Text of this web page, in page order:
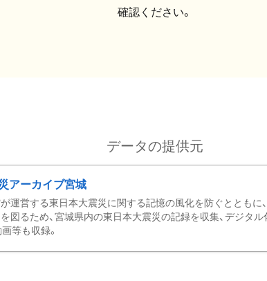
確認ください。
データの提供元
アーカイブ宮城
運営する東日本大震災に関する記憶の風化を防ぐとともに
図るため、宮城県内の東日本大震災の記録を収集、デジタ
等も収録。